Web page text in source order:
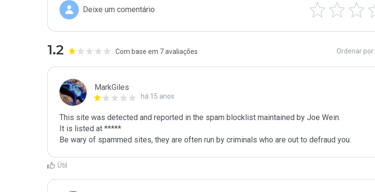
Deixe um comentário
1.2 Com base em 7 avaliações Ordenar por:
MarkGiles
há 15 anos
This site was detected and reported in the spam blocklist maintained by Joe Wein.
It is listed at *****
Be wary of spammed sites, they are often run by criminals who are out to defraud you.
Útil